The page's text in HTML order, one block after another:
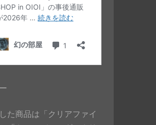
た商品は「クリアファイ